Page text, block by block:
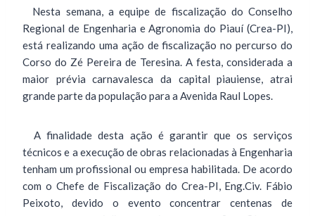
Nesta semana, a equipe de fiscalização do Conselho
Regional de Engenharia e Agronomia do Piauí (Crea-PI),
está realizando uma ação de fiscalização no percurso do
Corso do Zé Pereira de Teresina. A festa, considerada a
maior prévia carnavalesca da capital piauiense, atrai
grande parte da população para a Avenida Raul Lopes.
A finalidade desta ação é garantir que os serviços
técnicos e a execução de obras relacionadas à Engenharia
tenham um profissional ou empresa habilitada. De acordo
com o Chefe de Fiscalização do Crea-PI, Eng.Civ. Fábio
Peixoto, devido o evento concentrar centenas de